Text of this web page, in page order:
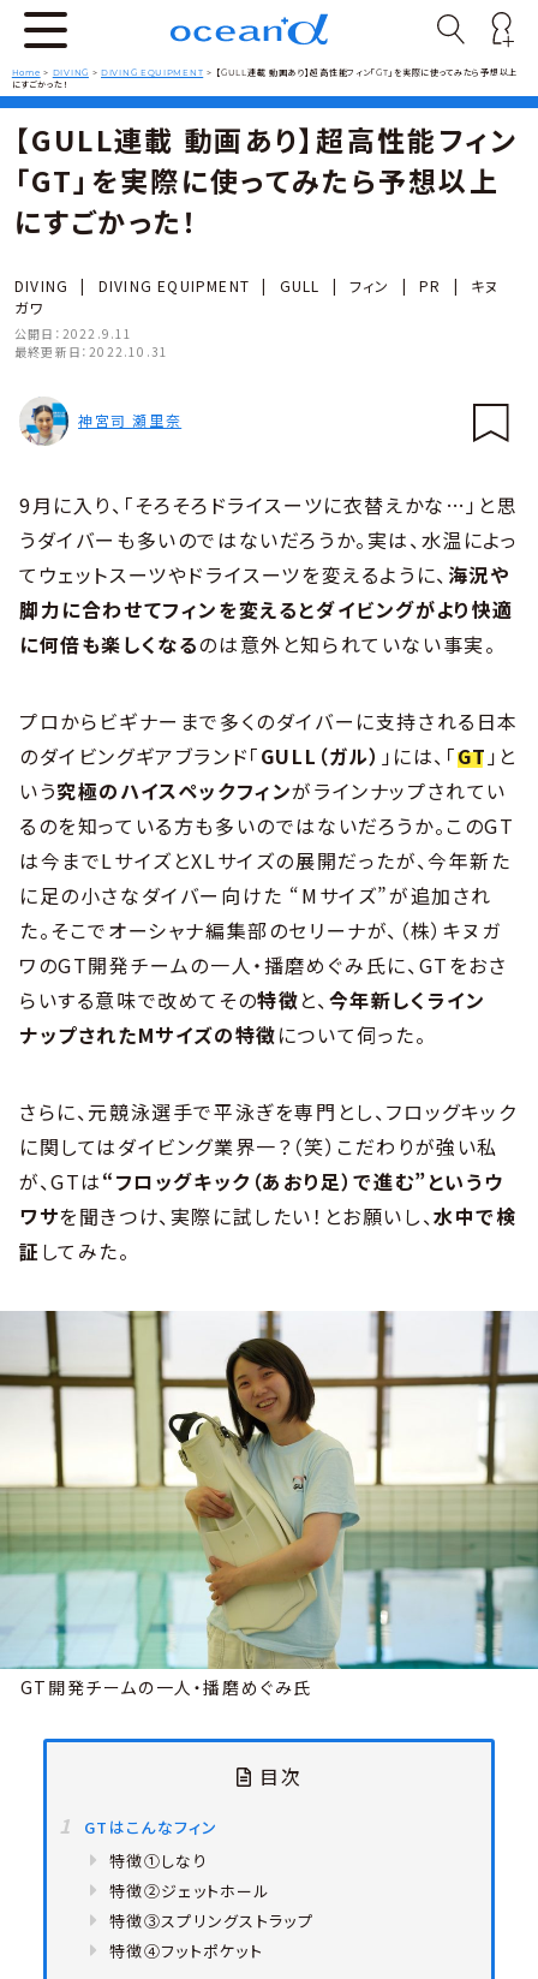
Home > DIVING >DIVING EQUIPMENT > 【GULL連載 動画あり】超高性能フィン「GT」を実際に使ってみたら予想以上
にすごかった！
【GULL連載 動画あり】超高性能フィン
「GT」を実際に使ってみたら予想以上
にすごかった！
DIVING | DIVING EQUIPMENT | GULL | フィン | PR |
キヌ
ガワ
公開日： 2022.9.11
最終更新日： 2022.10.31
神宮司 瀬里奈
9月に入り、「そろそろドライスーツに衣替えかな…」と思
うダイバーも多いのではないだろうか。実は、水温によっ
てウェットスーツやドライスーツを変えるように、 海況や
脚力に合わせてフィンを変えるとダイビングがより快適
に何倍も楽しくなるのは意外と知られていない事実。
プロからビギナーまで多くのダイバーに支持される日本
のダイビングギアブランド「GULL（ガル） 」には、「GT 」と
いう究極のハイスペックフィンがラインナップされてい
るのを知っている方も多いのではないだろうか。このGT
は今までLサイズとXLサイズの展開だったが、今年新た
に足の小さなダイバー向けた “Mサイズ”が追加され
た。そこでオーシャナ編集部のセリーナが、（株）キヌガ
ワのGT開発チームの一人・播磨めぐみ氏に、GTをおさ
らいする意味で改めてその特徴と、 今年新しくライン
ナップされたMサイズの特徴について伺った。
さらに、元競泳選手で平泳ぎを専門とし、フロッグキック
に関してはダイビング業界一？（笑）こだわりが強い私
が、GTは“フロッグキック（あおり足）で進む”というウ
ワサを聞きつけ、実際に試したい！とお願いし、水中で検
証 してみた。
GT開発チームの一人・播磨めぐみ氏
目次
GTはこんなフィン
特徴①しなり
特徴②ジェットホール
特徴③スプリングストラップ
特徴④フットポケット